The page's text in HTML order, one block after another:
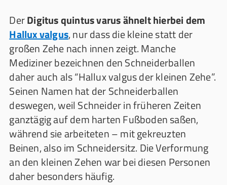
DerDigitus quintus varus ähnelt hierbei dem
Hallux valgus, nur dass die kleine statt der
großen Zehe nach innen zeigt. Manche
Mediziner bezeichnen den Schneiderballen
daher auch als “Hallux valgus der kleinen Zehe”.
Seinen Namen hat der Schneiderballen
deswegen, weil Schneider in früheren Zeiten
ganztägig auf dem harten Fußboden saßen,
während sie arbeiteten – mit gekreuzten
Beinen, also im Schneidersitz. Die Verformung
an den kleinen Zehen war bei diesen Personen
daher besonders häufig.